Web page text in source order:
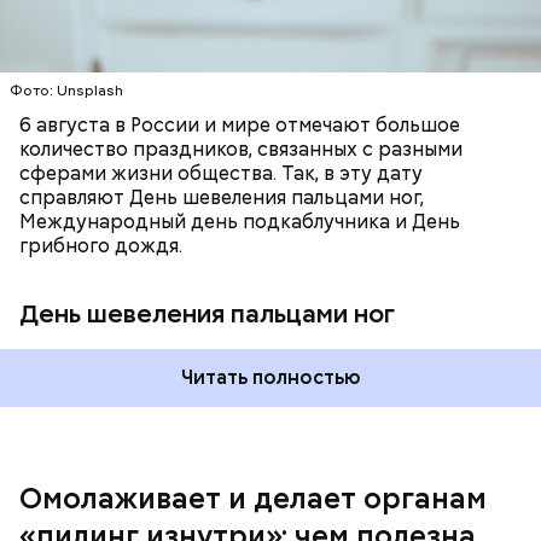
Фото: Unsplash
6 августа в России и мире отмечают большое
количество праздников, связанных с разными
сферами жизни общества. Так, в эту дату
справляют День шевеления пальцами ног,
Международный день подкаблучника и День
грибного дождя.
День шевеления пальцами ног
Читать полностью
Омолаживает и делает органам
кремний — укрепляет кости, зубы, волосы и
ногти и оказывает омолаживающее действие;
клетчатка — достаточно нежная и забирает
излишки холестерина, сахара и соли тяжелых
Вред дыни
А врач-эндокринолог Алексей Калинчев рассказал,
что существует множество блюд, где используют
возникновения дефицитов микроэлементов, —
заверил специалист.